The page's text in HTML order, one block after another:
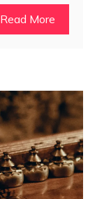
Read More